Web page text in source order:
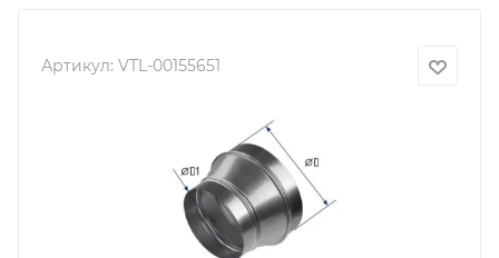
Артикул: VTL-00155651